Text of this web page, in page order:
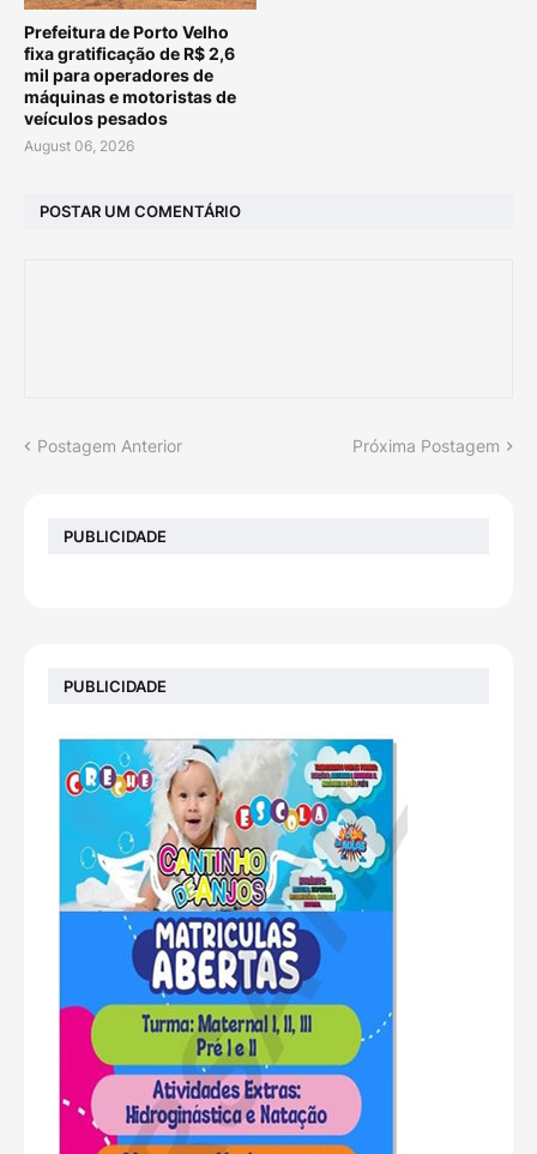
Prefeitura de Porto Velho
fixa gratificação de R$ 2,6
mil para operadores de
máquinas e motoristas de
veículos pesados
August 06, 2026
POSTAR UM COMENTÁRIO
Postagem Anterior Próxima Postagem
PUBLICIDADE
PUBLICIDADE